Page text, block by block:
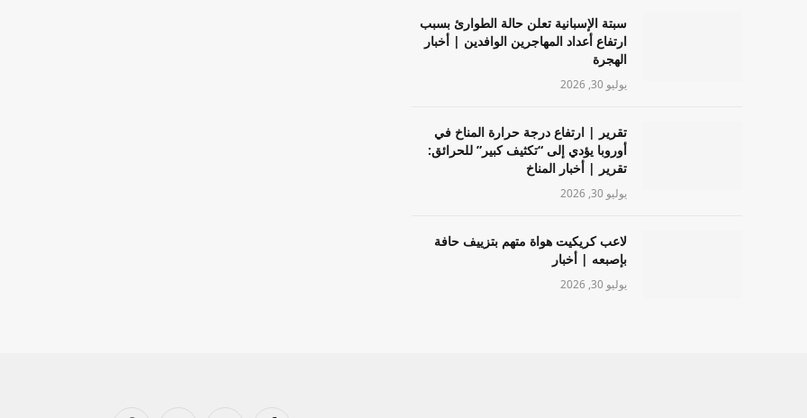
سبتة الإسبانية تعلن حالة الطوارئ بسبب
ارتفاع أعداد المهاجرين الوافدين | أخبار
الهجرة
يوليو 30, 2026
تقرير | ارتفاع درجة حرارة المناخ في
أوروبا يؤدي إلى “تكثيف كبير” للحرائق:
تقرير | أخبار المناخ
يوليو 30, 2026
لاعب كريكيت هواة متهم بتزييف حافة
بإصبعه | أخبار
يوليو 30, 2026